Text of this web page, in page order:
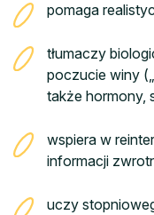
pomaga
tłumaczy
poczucie winy
także hormony,
wspiera w
informacji
uczy